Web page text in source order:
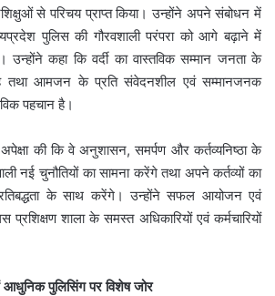
से परिचय प्राप्त किया। उन्होंने अपने संबोधन में
पुलिस की गौरवशाली परंपरा को आगे बढ़ाने में
उन्होंने कहा कि वर्दी का वास्तविक सम्मान जनता के
है तथा आमजन के प्रति संवेदनशील एवं सम्मानजनक
पहचान है।
की कि वे अनुशासन, समर्पण और कर्तव्यनिष्ठा के
नई चुनौतियों का सामना करेंगे तथा अपने कर्तव्यों का
प्रतिबद्धता के साथ करेंगे। उन्होंने सफल आयोजन एवं
शाला के समस्त अधिकारियों एवं कर्मचारियों
आधुनिक पुलिसिंग पर विशेष जोर